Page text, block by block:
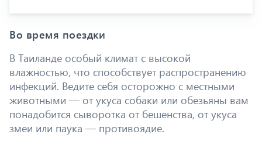
Во время поездки
В Таиланде особый климат с высокой
влажностью, что способствует распространению
инфекций. Ведите себя осторожно с местными
животными — от укуса собаки или обезьяны вам
понадобится сыворотка от бешенства, от укуса
змеи или паука — противоядие.